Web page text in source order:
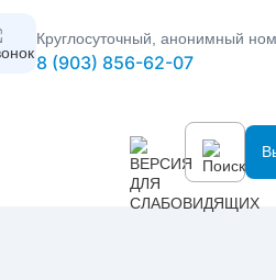
Круглосуточный, анонимный
8 (903) 856-62-07